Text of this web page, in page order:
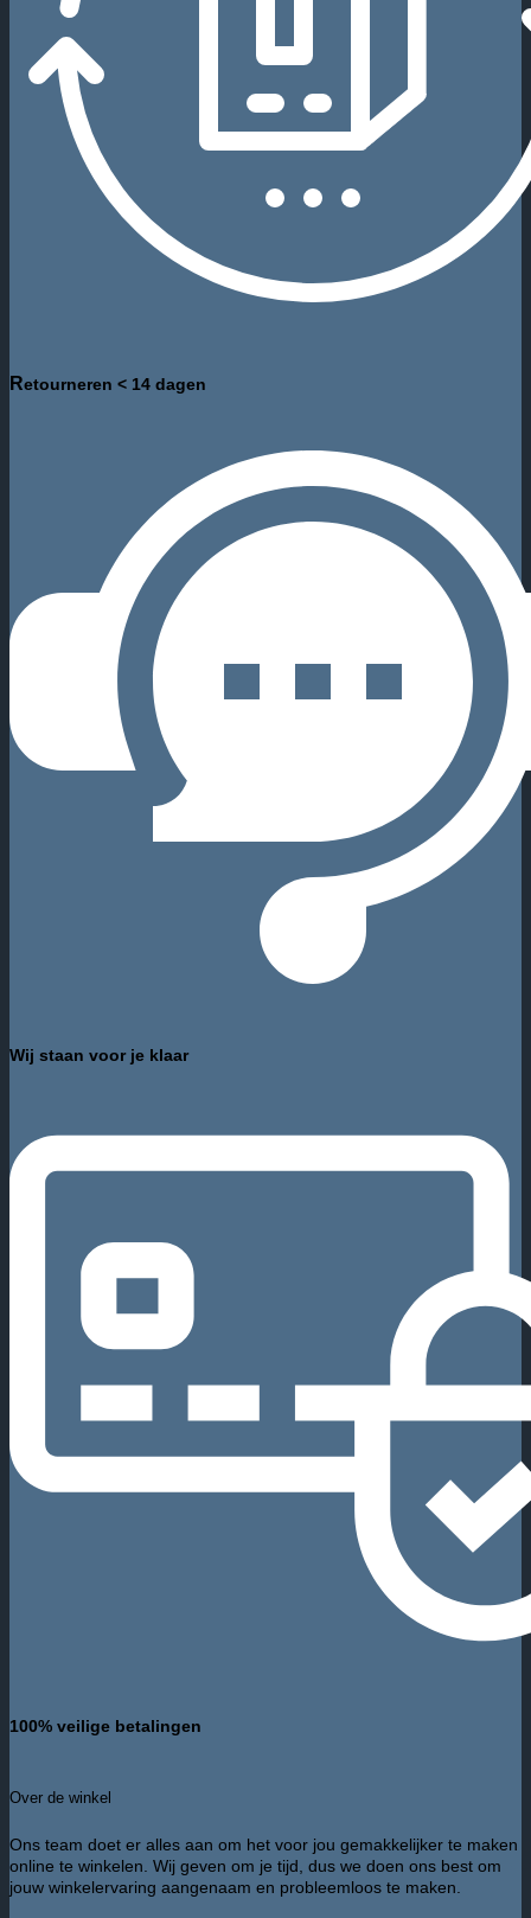
Retourneren < 14 dagen
Wij staan voor je klaar
100% veilige betalingen
Over de winkel
Ons team doet er alles aan om het voor jou gemakkelijker te maken
online te winkelen. Wij geven om je tijd, dus we doen ons best om
jouw winkelervaring aangenaam en probleemloos te maken.